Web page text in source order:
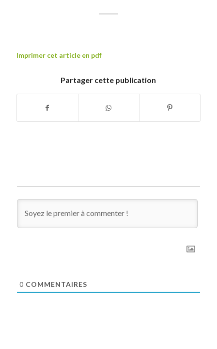
Imprimer cet article en pdf
Partager cette publication
0 COMMENTAIRES